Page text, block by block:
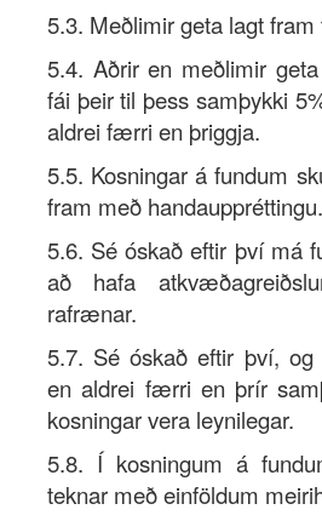
5.3. Meðlimir geta lagt
5.4. Aðrir en meðlimir
fái þeir til þess samþykki
aldrei færri en þriggja.
5.5. Kosningar á fundum
fram með handauppréttingu.
5.6. Sé óskað eftir því má
að hafa
rafrænar.
5.7. Sé óskað eftir því, og
en aldrei færri en þrír
kosningar vera leynilegar.
5.8. Í kosningum á
teknar með einföldum